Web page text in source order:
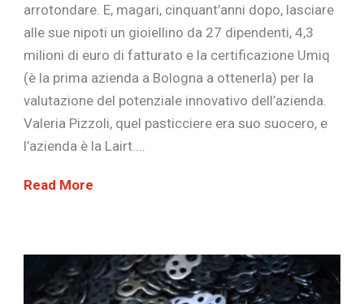
arrotondare. E, magari, cinquant’anni dopo, lasciare
alle sue nipoti un gioiellino da 27 dipendenti, 4,3
milioni di euro di fatturato e la certificazione Umiq
(è la prima azienda a Bologna a ottenerla) per la
valutazione del potenziale innovativo dell’azienda.
Valeria Pizzoli, quel pasticciere era suo suocero, e
l’azienda è la Lairt....
Read More